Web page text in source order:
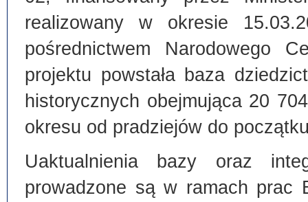
realizowany w okresie
pośrednictwem Narodowego
projektu powstała baza
historycznych obejmująca 20
okresu od pradziejów do
Uaktualnienia bazy oraz
prowadzone są w ramach prac